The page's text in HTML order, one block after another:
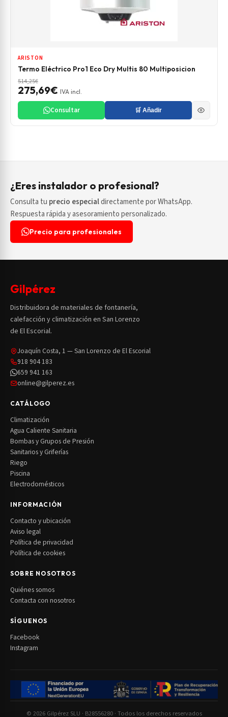
ARISTON
Termo Eléctrico Pro1 Eco Dry Multis 80 Multiposicion
514,25€
275,69€ IVA incl.
Consultar 🛒 Añadir
¿Eres instalador o profesional?
Consulta tu precio especialdirectamente por WhatsApp.
Respuesta rápida y asesoramiento personalizado.
Precio para profesionales
Gilpérez
Distribuidora de materiales de fontanería,
calefacción y climatización en San Lorenzo
de El Escorial.
Joaquín Costa, 1 — San Lorenzo de El Escorial
918 904 183
659 941 163
online@gilperez.es
CATÁLOGO
Climatización
Agua Caliente Sanitaria
Bombas y Grupos de Presión
Sanitarios y Griferías
Riego
Piscina
Electrodomésticos
INFORMACIÓN
Contacto y ubicación
Aviso legal
Política de privacidad
Política de cookies
SOBRE NOSOTROS
Quiénes somos
Contacta con nosotros
SÍGUENOS
Facebook
Instagram
© 2026 Gilpérez SLU · B28556280 · Todos los derechos reservados